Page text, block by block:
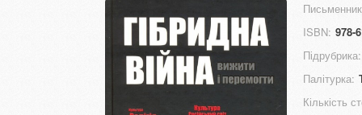
ISBN: 978-
Підрубрика:
Палітурка:
Кількість